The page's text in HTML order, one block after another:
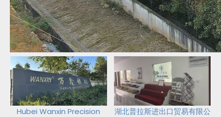
Hubei Wanxin Precision
湖北普拉斯进出口贸易有限公